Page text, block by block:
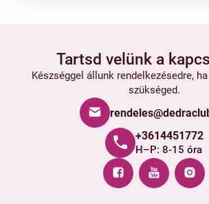
Tartsd velünk a
Készséggel állunk rendelkezésedre,
szükséged.
+3614451772
H–P: 8-15 óra